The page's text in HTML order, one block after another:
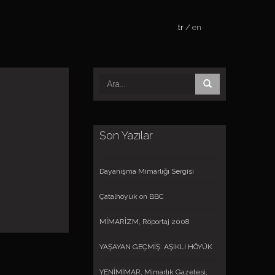
tr en
Son Yazılar
Dayanışma Mimarlığı Sergisi
Çatalhöyük on BBC
MİMARİZM, Röportaj 2008
YAŞAYAN GEÇMİŞ: AŞIKLI HÖYÜK
YENİMİMAR, Mimarlık Gazetesi,